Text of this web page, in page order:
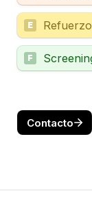
E Refuerzo
F
Contacto